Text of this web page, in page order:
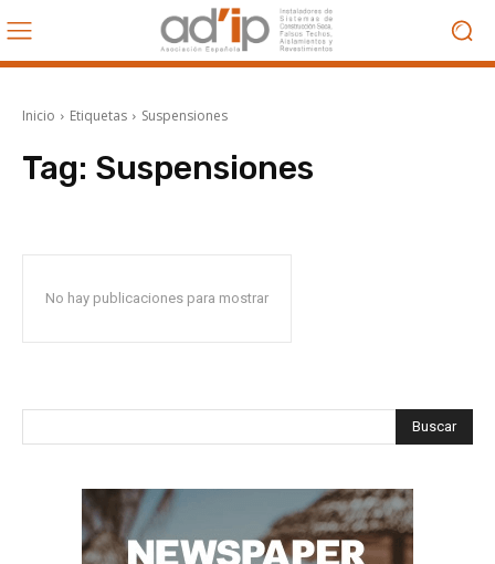
Inicio Etiquetas Suspensiones
Tag: Suspensiones
No hay publicaciones para mostrar
Buscar